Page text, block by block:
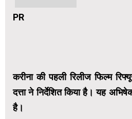
PR
करीना की पहली रिलीज फिल्म
दत्ता ने निर्देशित किया है। यह
है।